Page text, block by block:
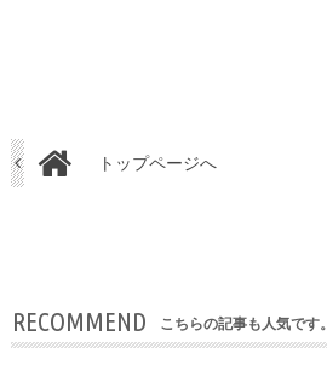
トップページへ
RECOMMEND こちらの記事も人気です。